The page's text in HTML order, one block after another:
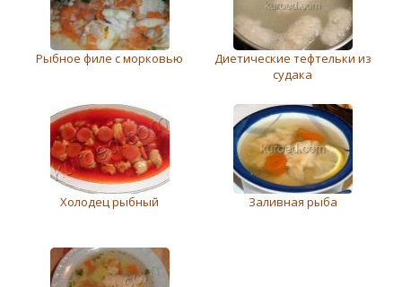
Рыбное филе с морковью
Диетические тефтельки из
судака
Холодец рыбный Заливная рыба